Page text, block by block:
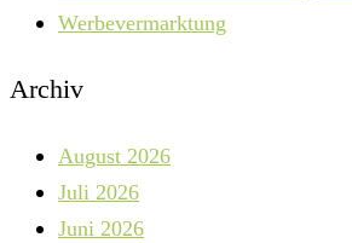
Werbevermarktung
Archiv
August 2026
Juli 2026
Juni 2026